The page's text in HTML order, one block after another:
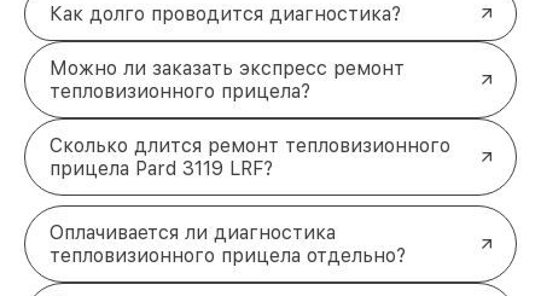
Как долго проводится диагностика?
Можно ли заказать экспресс ремонт
тепловизионного прицела?
Сколько длится ремонт тепловизионного
прицела Pard 3119 LRF?
Оплачивается ли диагностика
тепловизионного прицела отдельно?